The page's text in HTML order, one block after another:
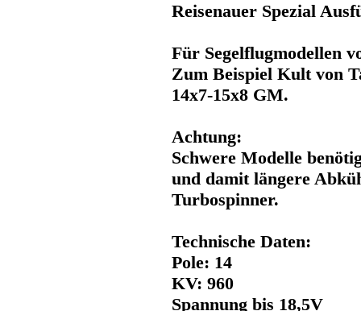
Reisenauer Spezial
Für Segelflugmodellen
Zum Beispiel Kult von
14x7-15x8 GM.
Achtung:
Schwere Modelle
und damit längere
Turbospinner.
Technische Daten:
Pole: 14
KV: 960
Spannung bis 18,5V